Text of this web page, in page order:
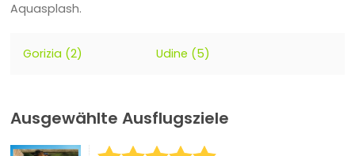
Aquasplash.
Gorizia (2) Udine (5)
Ausgewählte Ausflugsziele